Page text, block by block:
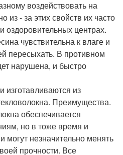
воздействовать на
из - за этих свойств их часто
оздоровительных центрах.
чувствительна к влаге и
пересыхать. В противном
нарушена, и быстро
изготавливаются из
Преимущества.
обеспечивается
но в тоже время и
могут незначительно менять
прочности. Все